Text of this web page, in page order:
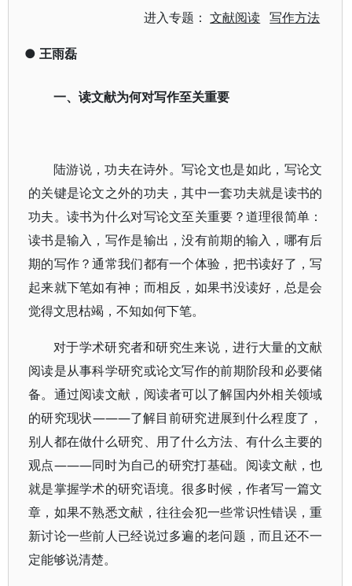
进入专题：文献阅读 写作方法
● 王雨磊
一、读文献为何对写作至关重要
陆游说，功夫在诗外。写论文也是如此，写论文
的关键是论文之外的功夫，其中一套功夫就是读书的
功夫。读书为什么对写论文至关重要？道理很简单：
读书是输入，写作是输出，没有前期的输入，哪有后
期的写作？通常我们都有一个体验，把书读好了，写
起来就下笔如有神；而相反，如果书没读好，总是会
觉得文思枯竭，不知如何下笔。
对于学术研究者和研究生来说，进行大量的文献
阅读是从事科学研究或论文写作的前期阶段和必要储
备。通过阅读文献，阅读者可以了解国内外相关领域
的研究现状———了解目前研究进展到什么程度了，
别人都在做什么研究、用了什么方法、有什么主要的
观点———同时为自己的研究打基础。阅读文献，也
就是掌握学术的研究语境。很多时候，作者写一篇文
章，如果不熟悉文献，往往会犯一些常识性错误，重
新讨论一些前人已经说过多遍的老问题，而且还不一
定能够说清楚。